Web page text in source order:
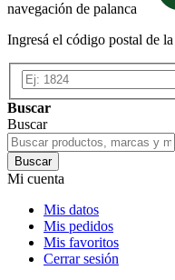
navegación de palanca
Ingresá el código postal de
Buscar
Buscar
Buscar
Mi cuenta
Mis datos
Mis pedidos
Mis favoritos
Cerrar sesión